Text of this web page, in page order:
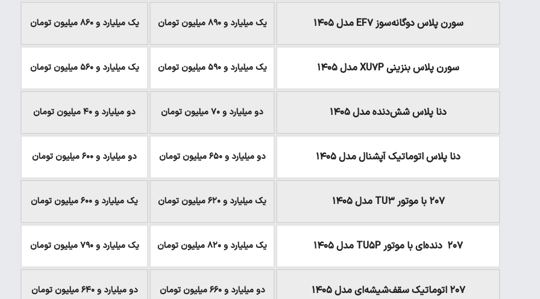
سورن پلاس دوگانه‌سوز EF۷ مدل ۱۴۰۵ یک میلیارد و ۸۹۰ میلیون تومان یک میلیارد و ۸۶۰ میلیون تومان
سورن پلاس بنزینی XU۷P مدل ۱۴۰۵ یک میلیارد و ۵۹۰ میلیون تومان یک میلیارد و ۵۶۰ میلیون تومان
دنا پلاس شش‌دنده‌‌ مدل ۱۴۰۵ دو میلیارد و ۷۰ میلیون تومان دو میلیارد و ۴۰ میلیون تومان
دنا پلاس اتوماتیک آپشنال مدل ۱۴۰۵ دو میلیارد و ۶۵۰ میلیون تومان دو میلیارد و ۶۰۰ میلیون تومان
۲۰۷ با موتور TU۳ مدل ۱۴۰۵ یک میلیارد و ۶۲۰ میلیون تومان یک میلیارد و ۶۰۰ میلیون تومان
۲۰۷ دنده‌ای با موتور TU۵P مدل ۱۴۰۵ یک میلیارد و ۸۲۰ میلیون تومان یک میلیارد و ۷۹۰ میلیون تومان
۲۰۷ اتوماتیک سقف‌شیشه‌ای مدل ۱۴۰۵ دو میلیارد و ۶۶۰ میلیون تومان دو میلیارد و ۶۴۰ میلیون تومان